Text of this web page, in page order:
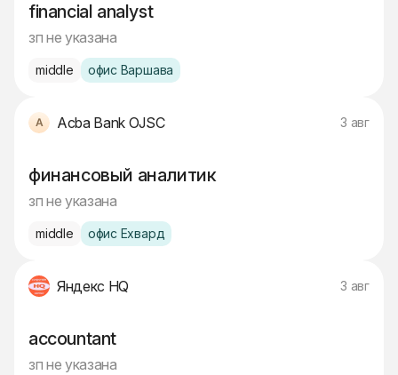
financial analyst
зп не указана
middle офис Варшава
Acba Bank OJSC 3 авг
финансовый аналитик
зп не указана
middle офис Ехвард
Яндекс HQ 3 авг
accountant
зп не указана